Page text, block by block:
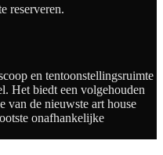
reserveren.
en tentoonstellingsruimte
Het biedt een volgehouden
van de nieuwste art house
onafhankelijke